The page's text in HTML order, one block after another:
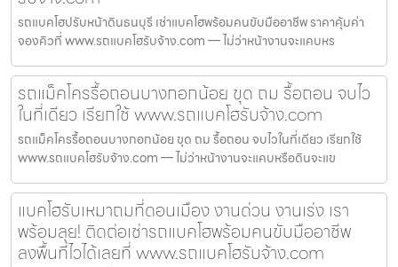
รถแบคโฮปรับหน้าดินธนบุรี เช่าแบคโฮพร้อมคนขับมืออาชีพ ราคาคุ้มค่า
จองคิวที่ www.รถแบคโฮรับจ้าง.com — ไม่ว่าหน้างานจะแคบหร
รถแม็คโครรื้อถอนบางกอกน้อย ขุด ถม รื้อถอน จบไว
ในที่เดียว เรียกใช้ www.รถแบคโฮรับจ้าง.com
รถแม็คโครรื้อถอนบางกอกน้อย ขุด ถม รื้อถอน จบไวในที่เดียว เรียกใช้
www.รถแบคโฮรับจ้าง.com — ไม่ว่าหน้างานจะแคบหรือดินจะแข
แบคโฮรับเหมาถมที่ดอนเมือง งานด่วน งานเร่ง เรา
พร้อมลุย! ติดต่อเช่ารถแบคโฮพร้อมคนขับมืออาชีพ
ลงพื้นที่ไวได้เลยที่ www.รถแบคโฮรับจ้าง.com